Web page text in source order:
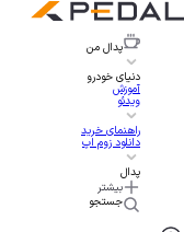
پدال من
دنیای خودرو
آموزش
ویدئو
راهنمای خرید
دانلود زوم اپ
پدال
بیشتر
جستجو